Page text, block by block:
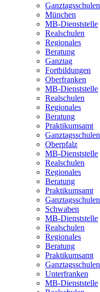
Ganztagsschulen
München
MB-Dienststelle
Realschulen
Regionales
Beratung
Ganztag
Fortbildungen
Oberfranken
MB-Dienststelle
Realschulen
Regionales
Beratung
Praktikumsamt
Ganztagsschulen
Oberpfalz
MB-Dienststelle
Realschulen
Regionales
Beratung
Praktikumsamt
Ganztagsschulen
Schwaben
MB-Dienststelle
Realschulen
Regionales
Beratung
Praktikumsamt
Ganztagsschulen
Unterfranken
MB-Dienststelle